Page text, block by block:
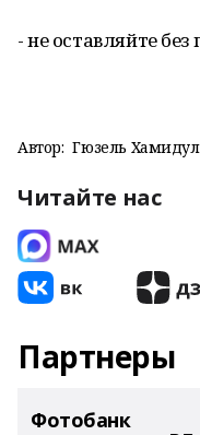
- не оставляйте
Автор: Гюзель
Читайте нас
Партнеры
Фотобанк